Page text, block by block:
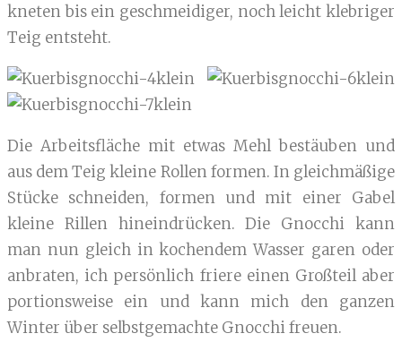
kneten bis ein geschmeidiger, noch leicht klebriger
Teig entsteht.
Die Arbeitsfläche mit etwas Mehl bestäuben und
aus dem Teig kleine Rollen formen. In gleichmäßige
Stücke schneiden, formen und mit einer Gabel
kleine Rillen hineindrücken. Die Gnocchi kann
man nun gleich in kochendem Wasser garen oder
anbraten, ich persönlich friere einen Großteil aber
portionsweise ein und kann mich den ganzen
Winter über selbstgemachte Gnocchi freuen.